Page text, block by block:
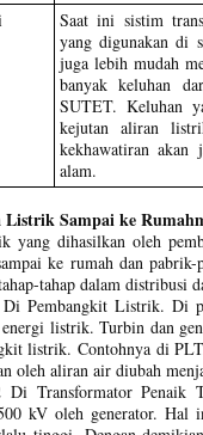
Saat ini sistim
yang digunakan di
juga lebih mudah
banyak keluhan
SUTET. Keluhan
kejutan aliran
kekhawatiran akan
alam.
Listrik Sampai ke
yang dihasilkan oleh
ke rumah dan
tahap dalam distribusi
Pembangkit Listrik. Di
listrik. Turbin dan
listrik. Contohnya di
oleh aliran air diubah
Di Transformator Penaik
kV oleh generator. Hal